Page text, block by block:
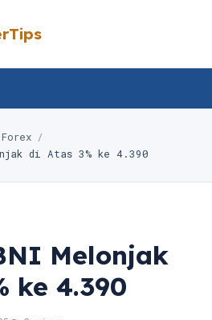
di Atas 3% ke 4.390
Melonjak
ke 4.390